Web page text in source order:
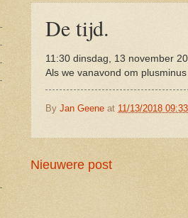
De tijd.
11:30 dinsdag, 13 november
Als we vanavond om
By Jan Geene at 11/13/2018
Nieuwere post